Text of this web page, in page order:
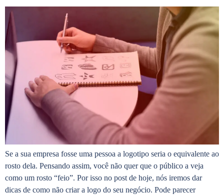
Se a sua empresa fosse uma pessoa a logotipo seria o equivalente ao
rosto dela. Pensando assim, você não quer que o público a veja
como um rosto “feio”. Por isso no post de hoje, nós iremos dar
dicas de como não criar a logo do seu negócio. Pode parecer